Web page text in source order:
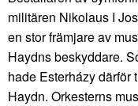
militären Nikolaus I
en stor främjare av
Haydns beskyddare.
hade Esterházy därför
Haydn. Orkesterns